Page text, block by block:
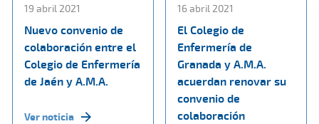
19 abril 2021
Nuevo convenio de
colaboración entre el
Colegio de Enfermería
de Jaén y A.M.A.
Ver noticia
16 abril 2021
El Colegio de
Enfermería de
Granada y A.M.A.
acuerdan renovar su
convenio de
colaboración